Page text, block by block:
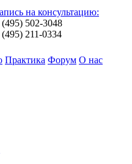
на консультацию:
(495) 502-3048
(495) 211-0334
Практика Форум О нас